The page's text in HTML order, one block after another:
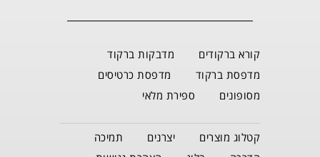
קורא ברקודים
מדבקות ברקוד
מדפסת ברקוד
מדפסת כרטיסים
מסופונים
ספירת מלאי
קטלוג מוצרים יצרנים
תמיכה